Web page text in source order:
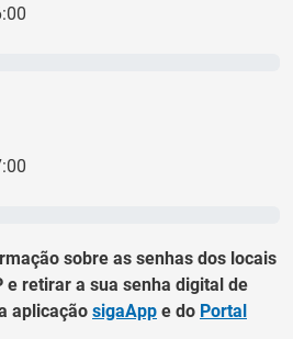
sobre as senhas dos locais
e retirar a sua senha digital de
aplicação sigaApp e do Portal